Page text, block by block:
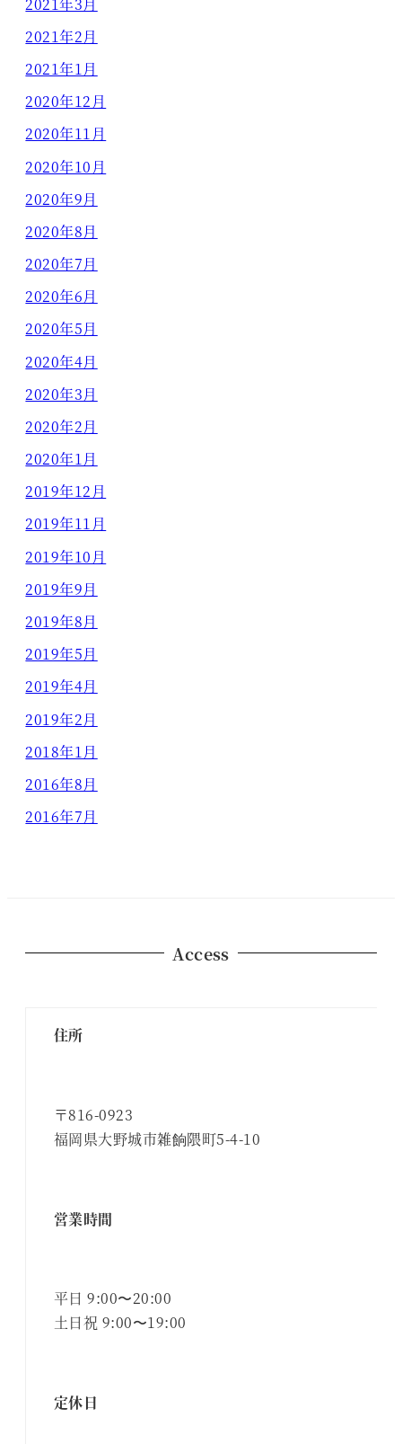
2021年2月
2021年1月
2020年12月
2020年11月
2020年10月
2020年9月
2020年8月
2020年7月
2020年6月
2020年5月
2020年4月
2020年3月
2020年2月
2020年1月
2019年12月
2019年11月
2019年10月
2019年9月
2019年8月
2019年5月
2019年4月
2019年2月
2018年1月
2016年8月
2016年7月
Access
住所
〒816-0923
福岡県大野城市雑餉隈町5-4-10
営業時間
平日 9:00〜20:00
土日祝 9:00〜19:00
定休日